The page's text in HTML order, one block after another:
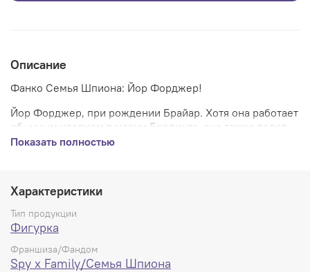
Описание
Фанко Семья Шпиона: Йор Форджер!
Йор Форджер, при рождении Брайар. Хотя она работает
обычным клерком в мэрии Берлинта, она также ведет
тайную жизнь в качестве убийцы с кодовым именем
.
Показать полностью
Характеристики
Тип продукции
Фигурка
Франшиза/Фандом
Spy x Family/Семья Шпиона